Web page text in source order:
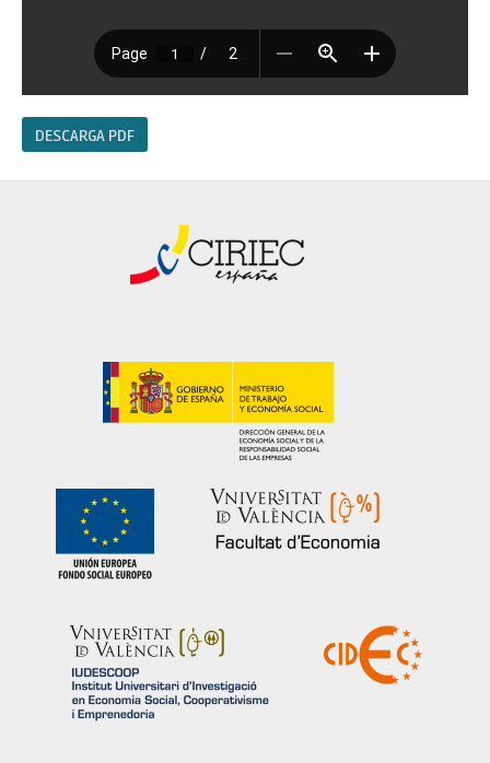
DESCARGA PDF